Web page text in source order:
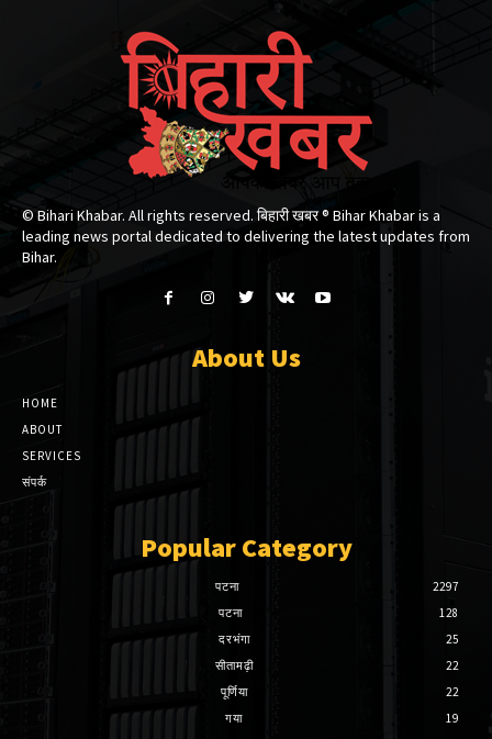
© Bihari Khabar. All rights reserved. बिहारी खबर ®​ Bihar Khabar is a
leading news portal dedicated to delivering the latest updates from
Bihar.
About Us
HOME
ABOUT
SERVICES
संपर्क
Popular Category
पटना
2297
पटना
128
दरभंगा
25
सीतामढ़ी
22
पूर्णिया
22
गया
19